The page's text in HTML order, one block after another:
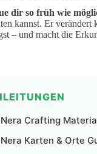
dir so früh wie
kannst. Er verändert
– und macht die
Crafting
Karten & Orte